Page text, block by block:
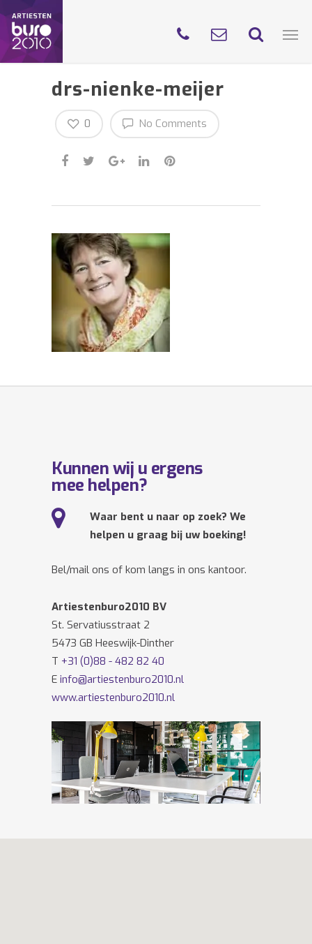
drs-nienke-meijer
No Comments
0
Kunnen wij u ergens
mee helpen?
Waar bent u naar op zoek? We
helpen u graag bij uw boeking!
Bel/mail ons of kom langs in ons kantoor.
Artiestenburo2010 BV
St. Servatiusstraat 2
5473 GB Heeswijk-Dinther
T +31 (0)88 - 482 82 40
E info@artiestenburo2010.nl
www.artiestenburo2010.nl
Volg ons ook opFacebookenTwitter